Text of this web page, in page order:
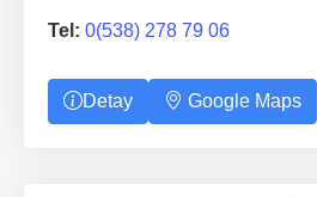
Tel: 0(538) 278 79 06
Detay Google Maps